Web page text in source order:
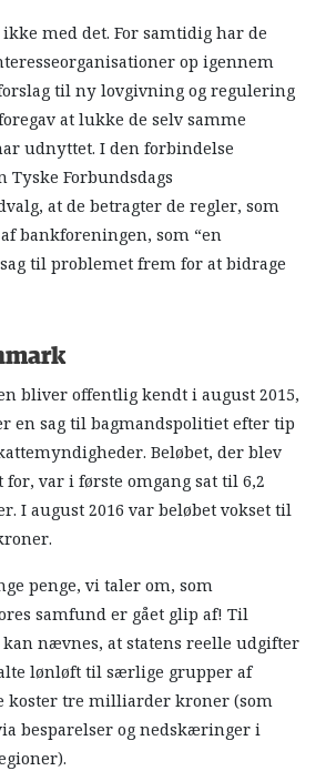
med det. For samtidig har de
op igennem
til ny lovgivning og regulering
at lukke de selv samme
udnyttet. I den forbindelse
Forbundsdags
at de betragter de regler, som
bankforeningen, som “en
til problemet frem for at bidrage
bliver offentlig kendt i august 2015,
en sag til bagmandspolitiet efter tip
Beløbet, der blev
var i første omgang sat til 6,2
I august 2016 var beløbet vokset til
penge, vi taler om, som
samfund er gået glip af! Til
nævnes, at statens reelle udgifter
lønløft til særlige grupper af
koster tre milliarder kroner (som
besparelser og nedskæringer i